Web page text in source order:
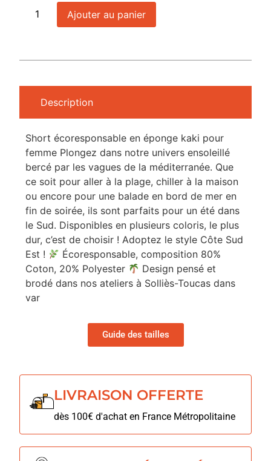
Ajouter au panier
Description
Short écoresponsable en éponge kaki pour
femme Plongez dans notre univers ensoleillé
bercé par les vagues de la méditerranée. Que
ce soit pour aller à la plage, chiller à la maison
ou encore pour une balade en bord de mer en
fin de soirée, ils sont parfaits pour un été dans
le Sud. Disponibles en plusieurs coloris, le plus
dur, c’est de choisir ! Adoptez le style Côte Sud
Est !
Écoresponsable, composition 80%
Coton, 20% Polyester
Design pensé et
brodé dans nos ateliers à Solliès-Toucas dans
var
Guide des tailles
LIVRAISON OFFERTE
dès 100€ d'achat en France Métropolitaine